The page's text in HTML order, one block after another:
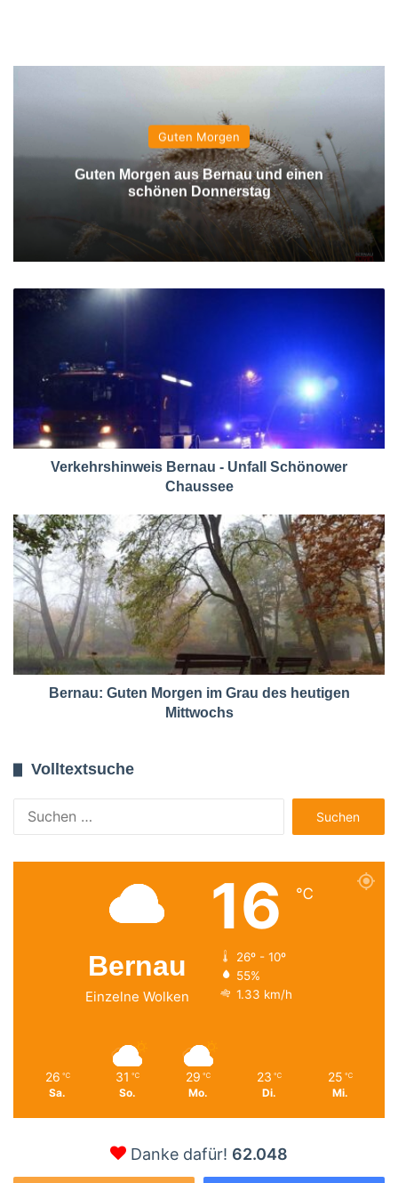
Guten Morgen
Guten Morgen aus Bernau und einen
schönen Donnerstag
Verkehrshinweis Bernau - Unfall Schönower
Chaussee
Bernau: Guten Morgen im Grau des heutigen
Mittwochs
Volltextsuche
nach:
Bernau
Einzelne Wolken
16 ℃
26º - 10º
55%
1.33 km/h
26 ℃
Sa.
31 ℃
So.
29 ℃
Mo.
23 ℃
Di.
25 ℃
Mi.
Danke dafür! 62.048